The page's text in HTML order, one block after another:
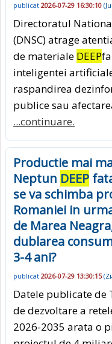
publicat 2026-07-29 16:30:10 (
Directoratul
(DNSC) atrage
de materiale DEEP
inteligentei
raspandirea
publice sau
...continuare.
Productie mai
Neptun DEEP
se va schimba
Romaniei in
de Marea
dublarea
3-4 ani?
publicat 2026-07-29 13:30:15(
Datele publicate de
de dezvoltare a
2026-2035 arata o